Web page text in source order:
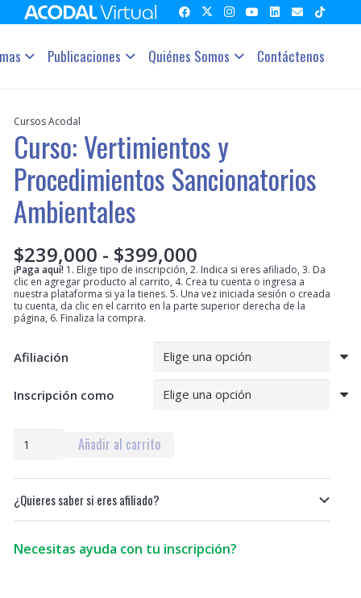
Publicaciones Quiénes Somos Contáctenos
Cursos Acodal
Curso: Vertimientos y
Procedimientos Sancionatorios
Ambientales
$239,000 - $399,000
de
precios:
desde
hasta
$399,000
¡Paga aquí! 1. Elige tipo de inscripción, 2. Indica si eres afiliado, 3. Da
clic en agregar producto al carrito, 4. Crea tu cuenta o ingresa a
nuestra plataforma si ya la tienes. 5. Una vez iniciada sesión o creada
tu cuenta, da clic en el carrito en la parte superior derecha de la
página, 6. Finaliza la compra.
Afiliación
Inscripción como
Curso:
Sancionatorios
Ambientales
cantidad
Añadir al carrito
¿Quieres saber si eres afiliado?
Necesitas ayuda con tu inscripción?